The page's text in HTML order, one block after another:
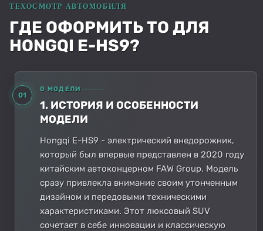
ГДЕ ОФОРМИТЬ ТО ДЛЯ
HONGQI E-HS9?
01
О МОДЕЛИ
1. ИСТОРИЯ И ОСОБЕННОСТИ
МОДЕЛИ
Hongqi E-HS9 - электрический внедорожник,
который был впервые представлен в 2020 году
китайским автоконцерном FAW Group. Модель
сразу привлекла внимание своим утонченным
дизайном и передовыми техническими
характеристиками. Этот люксовый SUV
сочетает в себе инновации и классическую